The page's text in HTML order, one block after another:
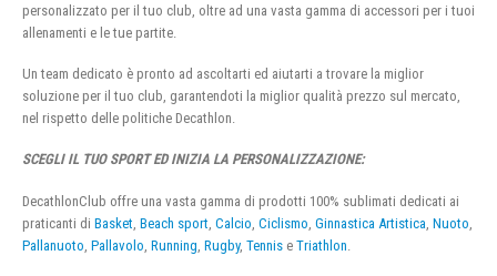
personalizzato per il tuo club, oltre ad una vasta gamma di accessori per i tuoi
allenamenti e le tue partite.
Un team dedicato è pronto ad ascoltarti ed aiutarti a trovare la miglior
soluzione per il tuo club, garantendoti la miglior qualità prezzo sul mercato,
nel rispetto delle politiche Decathlon.
SCEGLI IL TUO SPORT ED INIZIA LA PERSONALIZZAZIONE:
DecathlonClub offre una vasta gamma di prodotti 100% sublimati dedicati ai
praticanti di Basket Beach sport Calcio Ciclismo Ginnastica Artistica Nuoto
Pallanuoto Pallavolo Running Rugby, Tennis e Triathlon